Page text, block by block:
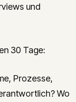
und
30 Tage:
Prozesse,
Wo